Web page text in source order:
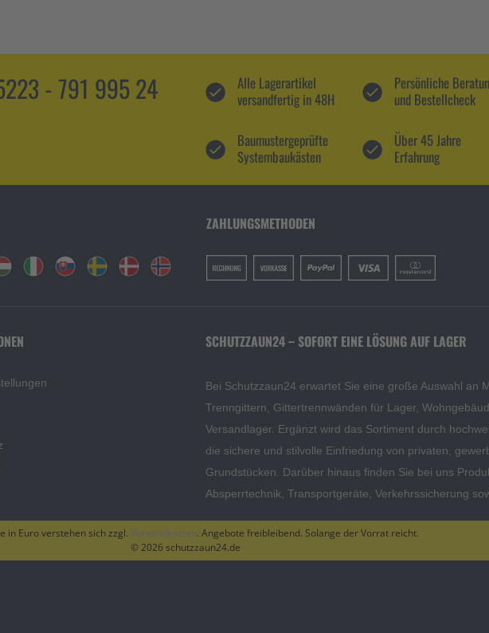
- 791 995 24
Alle Lagerartikel
versandfertig in 48H
Persönliche
und Bestellcheck
Baumustergeprüfte
Systembaukästen
Über 45 Jahre
Erfahrung
ZAHLUNGSMETHODEN
SCHUTZZAUN24 – SOFORT EINE LÖSUNG AUF LAGER
Bei Schutzzaun24 erwartet Sie eine große Auswahl an
Trenngittern, Gittertrennwänden für Lager,
Versandlager. Ergänzt wird das Sortiment durch
die sichere und stilvolle Einfriedung von privaten,
Grundstücken. Darüber hinaus finden Sie bei uns
Absperrtechnik, Transportgeräte, Verkehrssicherung
in Euro verstehen sich zzgl. Versandkosten. Angebote freibleibend. Solange der Vorrat reicht.
© 2026 schutzzaun24.de